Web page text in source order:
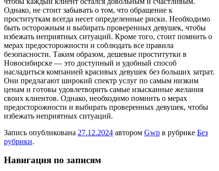
Однако, не стоит забывать о том, что обращение к
проституткам всегда несет определенные риски. Необходимо
быть осторожным и выбирать проверенных девушек, чтобы
избежать неприятных ситуаций. Кроме того, стоит помнить о
мерах предосторожности и соблюдать все правила
безопасности. Таким образом, дешевые проститутки в
Новосибирске — это доступный и удобный способ
насладиться компанией красивых девушек без больших затрат.
Они предлагают широкий спектр услуг по самым низким
ценам и готовы удовлетворить самые изысканные желания
своих клиентов. Однако, необходимо помнить о мерах
предосторожности и выбирать проверенных девушек, чтобы
избежать неприятных ситуаций.
Запись опубликована 27.12.2024 автором Gwp в рубрике Без
рубрики.
Навигация по записям